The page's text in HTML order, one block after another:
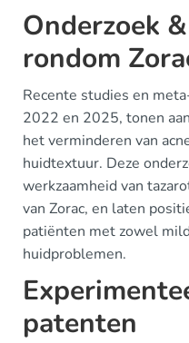
Onderzoek
rondom
Recente studies en
2022 en 2025, tonen
het verminderen van
huidtextuur. Deze
werkzaamheid van
van Zorac, en laten
patiënten met zowel
huidproblemen.
patenten